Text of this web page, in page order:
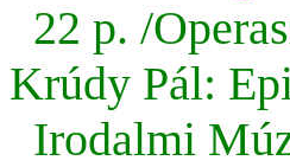
22 p. /
Krúdy Pál:
Irodalmi